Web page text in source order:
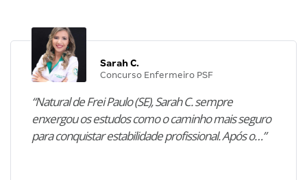
Sarah C.
Concurso Enfermeiro PSF
“Natural de Frei Paulo (SE), Sarah C. sempre
enxergou os estudos como o caminho mais seguro
para conquistar estabilidade profissional. Após o…”